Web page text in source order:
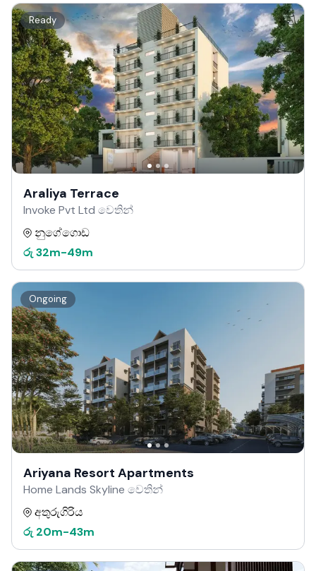
Ready
Araliya Terrace
Invoke Pvt Ltd වෙතින්
නුගේගොඩ
රු 32m-49m
Ongoing
Ariyana Resort Apartments
Home Lands Skyline වෙතින්
අතුරුගිරිය
රු 20m-43m